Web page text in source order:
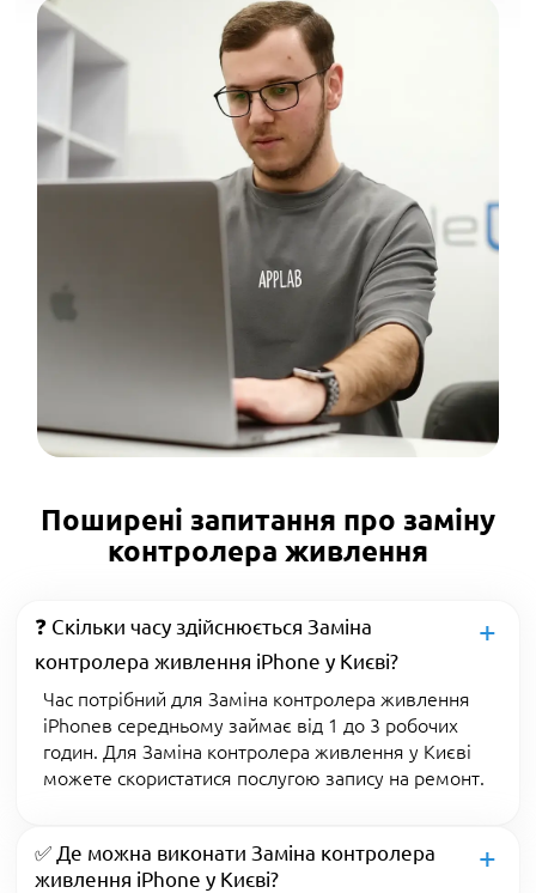
Поширені запитання про заміну
контролера живлення
❓ Скільки часу здійснюється Заміна
контролера живлення iPhone у Києві?
Час потрібний для Заміна контролера живлення
iPhoneв середньому займає від 1 до 3 робочих
годин. Для Заміна контролера живлення у Києві
можете скористатися послугою запису на ремонт.
✅ Де можна виконати Заміна контролера
живлення iPhone у Києві?